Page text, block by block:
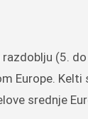
(5.
Europe. Kelti
srednje